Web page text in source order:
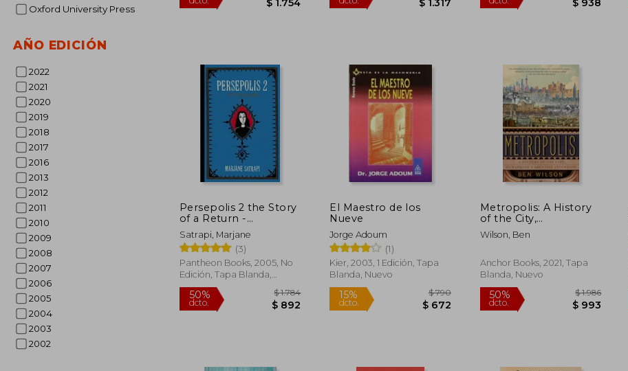
Oxford University Press
AÑO EDICIÓN
2022
2021
2020
2019
2018
2017
2016
2013
2012
2011
2010
2009
2008
2007
2006
2005
2004
2003
2002
dcto. $ 1.754 dcto. $ 1.317 dcto.
Persepolis 2 the Story
of a Return -
Pantheon (en Inglés)
Satrapi, Marjane
(3)
Pantheon Books, 2005, No
Edición, Tapa Blanda,
Nuevo
El Maestro de los
Nueve
Jorge Adoum
(1)
Kier, 2003, 1 Edición, Tapa
Blanda, Nuevo
Metropolis: A History
of the City,
Humankind's Greatest
Invention (en Inglés)
Wilson, Ben
Anchor Books, 2021, Tapa
Blanda, Nuevo